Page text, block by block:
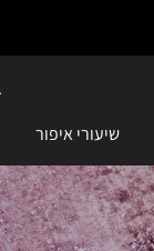
שיעורי איפור